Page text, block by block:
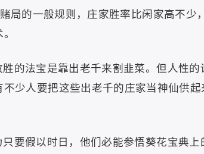
局的一般规则，庄家胜率比闲家高不少
的法宝是靠出老千来割韭菜。但人性
少人要把这些出老千的庄家当神仙供
要假以时日，他们必能参悟葵花宝典上